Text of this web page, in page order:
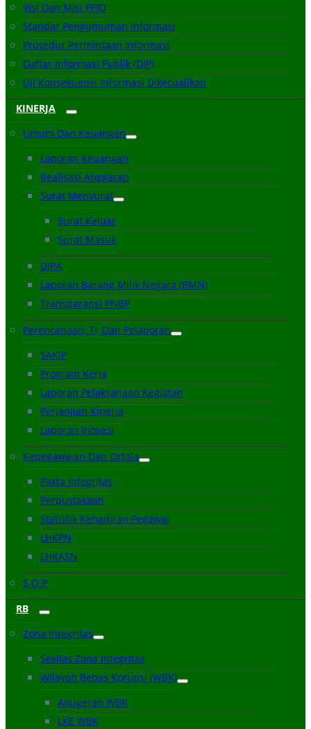
Visi Dan Misi PPID
Standar Pengumuman Informasi
Prosedur Permintaan Informasi
Daftar Informasi Publik (DIP)
Uji Konsekuensi Informasi Dikecualikan
KINERJA
Umum Dan Keuangan
Laporan Keuangan
Realisasi Anggaran
Surat Menyurat
Surat Keluar
Surat Masuk
DIPA
Laporan Barang Milik Negara (BMN)
Transparansi PNBP
Perencanaan, TI, Dan Pelaporan
SAKIP
Program Kerja
Laporan Pelaksanaan Kegiatan
Perjanjian Kinerja
Laporan Inovasi
Kepegawaian Dan Ortala
Pakta Integritas
Perpustakaan
Statistik Kehadiran Pegawai
LHKPN
LHKASN
S.O.P
RB
Zona Integritas
Sekilas Zona Integritas
Wilayah Bebas Korupsi (WBK)
Anugerah WBK
LKE WBK